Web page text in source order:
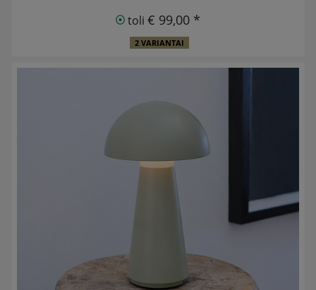
toli€ 99,00 *
2 VARIANTAI